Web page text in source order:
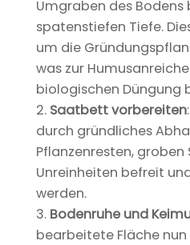
Umgraben des Bodens
spatenstiefen Tiefe.
um die
was zur
biologischen Düngung
Saatbett vorbereiten
durch gründliches
Pflanzenresten,
Unreinheiten befreit
werden.
Bodenruhe und
bearbeitete Fläche nun